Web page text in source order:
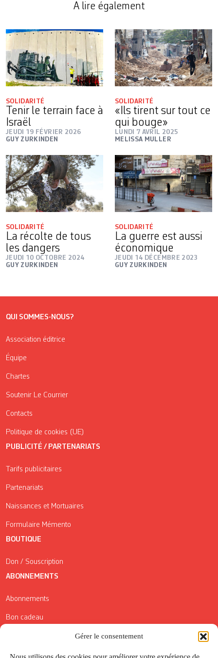
Gérer le consentement
A lire également
SOLIDARITÉ
Tenir le terrain face à
Israël
JEUDI 19 FÉVRIER 2026
GUY ZURKINDEN
SOLIDARITÉ
«Ils tirent sur tout ce
qui bouge»
LUNDI 7 AVRIL 2025
MELISSA MULLER
SOLIDARITÉ
La récolte de tous
les dangers
JEUDI 10 OCTOBRE 2024
GUY ZURKINDEN
SOLIDARITÉ
La guerre est aussi
économique
JEUDI 14 DÉCEMBRE 2023
GUY ZURKINDEN
QUI SOMMES-NOUS?
Association éditrice
Équipe
Chartes
Soutenir Le Courrier
Contacts
Politique de cookies (UE)
PUBLICITÉ / PARTENARIATS
Tarifs publicitaires
Partenariats
Naissances et Mortuaires
Formulaire Mémento
BOUTIQUE
Don / Souscription
ABONNEMENTS
Abonnements
Bon cadeau
Conditions générales de vente
Réductions de la Carte Côté Courrier